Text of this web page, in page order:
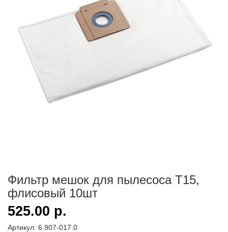
Фильтр мешок для пылесоса Т15,
флисовый 10шт
525.00 р.
Артикул: 6.907-017.0